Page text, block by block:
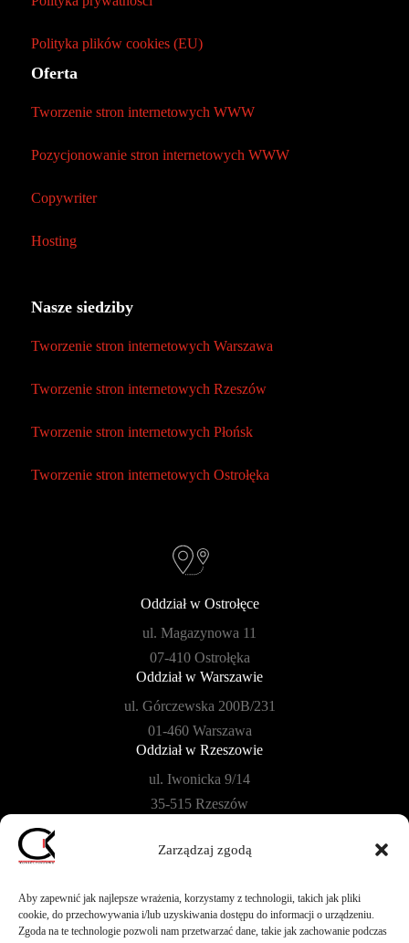
Zarządzaj zgodą
Aby zapewnić jak najlepsze wrażenia, korzystamy z technologii, takich jak pliki
cookie, do przechowywania i/lub uzyskiwania dostępu do informacji o urządzeniu.
Zgoda na te technologie pozwoli nam przetwarzać dane, takie jak zachowanie podczas
Polityka plików cookies (EU)
Oferta
Tworzenie stron internetowych WWW
Pozycjonowanie stron internetowych WWW
Copywriter
Hosting
Nasze siedziby
Tworzenie stron internetowych Warszawa
Tworzenie stron internetowych Rzeszów
Tworzenie stron internetowych Płońsk
Tworzenie stron internetowych Ostrołęka
Oddział w Ostrołęce
ul. Magazynowa 11
07-410 Ostrołęka
Oddział w Warszawie
ul. Górczewska 200B/231
01-460 Warszawa
Oddział w Rzeszowie
ul. Iwonicka 9/14
35-515 Rzeszów
ul. Szkolna 104B/40